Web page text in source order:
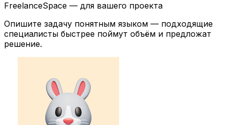
FreelanceSpace — для вашего проекта
Опишите задачу понятным языком — подходящие
специалисты быстрее поймут объём и предложат
решение.